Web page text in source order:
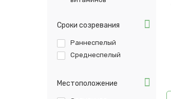
Сроки созревания
Раннеспелый
Среднеспелый
Местоположение